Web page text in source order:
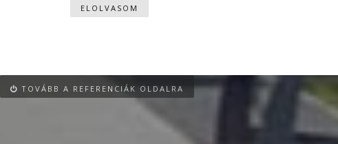
ELOLVASOM
TOVÁBB A REFERENCIÁK OLDALRA